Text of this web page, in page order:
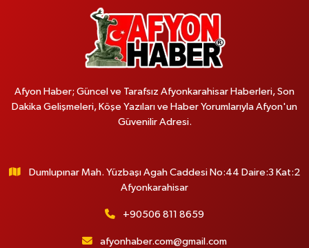
Afyon Haber; Güncel ve Tarafsız Afyonkarahisar Haberleri, Son
Dakika Gelişmeleri, Köşe Yazıları ve Haber Yorumlarıyla Afyon'un
Güvenilir Adresi.
Dumlupınar Mah. Yüzbaşı Agah Caddesi No:44 Daire:3 Kat:2
Afyonkarahisar
+90506 811 8659
afyonhaber.com@gmail.com